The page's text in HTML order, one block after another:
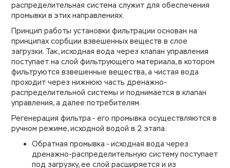
распределительная система служит для обеспечения
промывки в этих направлениях.
Принцип работы установки фильтрации основан на
принципах сорбции взвешенных веществ в слое
загрузки. Так, исходная вода через клапан управления
поступает на слой фильтрующего материала, в котором
фильтруются взвешенные вещества, а чистая вода
проходит через нижнюю часть дренажно-
распределительной системы и поднимается в клапан
управления, а далее потребителям.
Регенерация фильтра - его промывка осуществляются в
ручном режиме, исходной водой в 2 этапа:
Обратная промывка - исходная вода через
дренажно-распределительную систему поступает
под загрузку, ее слой расширяется и из